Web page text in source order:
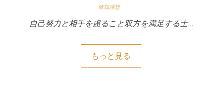
致知感想
自己努力と相手を慮ること双方を満足する士…
もっと見る